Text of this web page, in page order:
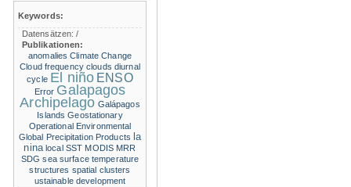
Keywords:
Datensätzen:/
Publikationen:
anomalies Climate Change
Cloud frequency clouds diurnal
cycle El niño ENSO
Error Galapagos
Archipelago Galápagos
Islands Geostationary
Operational Environmental
Global Precipitation Products la
nina local SST MODIS MRR
SDG sea surface temperature
structures spatial clusters
ustainable development